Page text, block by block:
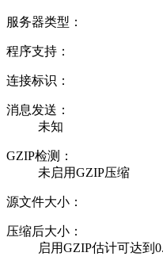
服务器类型：
程序支持：
连接标识：
消息发送：
未知
GZIP检测：
未启用GZIP压缩
源文件大小：
压缩后大小：
启用GZIP估计可达到